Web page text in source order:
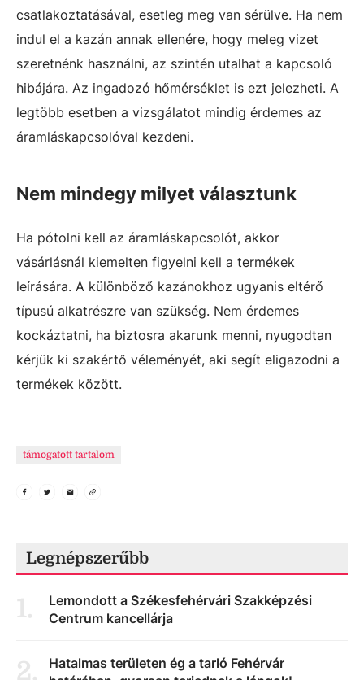
csatlakoztatásával, esetleg meg van sérülve. Ha nem
indul el a kazán annak ellenére, hogy meleg vizet
szeretnénk használni, az szintén utalhat a kapcsoló
hibájára. Az ingadozó hőmérséklet is ezt jelezheti. A
legtöbb esetben a vizsgálatot mindig érdemes az
áramláskapcsolóval kezdeni.
Nem mindegy milyet választunk
Ha pótolni kell az áramláskapcsolót, akkor
vásárlásnál kiemelten figyelni kell a termékek
leírására. A különböző kazánokhoz ugyanis eltérő
típusú alkatrészre van szükség. Nem érdemes
kockáztatni, ha biztosra akarunk menni, nyugodtan
kérjük ki szakértő véleményét, aki segít eligazodni a
termékek között.
támogatott tartalom
Legnépszerűbb
1.
Lemondott a Székesfehérvári Szakképzési
Centrum kancellárja
2.
Hatalmas területen ég a tarló Fehérvár